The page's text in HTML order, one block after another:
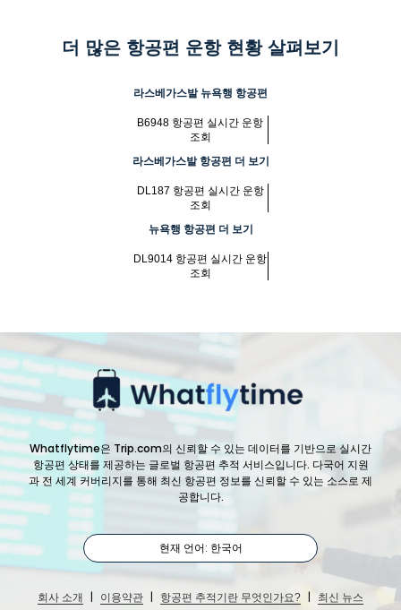
더 많은 항공편 운항 현황 살펴보기
라스베가스발 뉴욕행 항공편
B6948 항공편 실시간 운항
조회
라스베가스발 항공편 더 보기
DL187 항공편 실시간 운항
조회
뉴욕행 항공편 더 보기
DL9014 항공편 실시간 운항
조회
Whatflytime은 Trip.com의 신뢰할 수 있는 데이터를 기반으로 실시간
항공편 상태를 제공하는 글로벌 항공편 추적 서비스입니다. 다국어 지원
과 전 세계 커버리지를 통해 최신 항공편 정보를 신뢰할 수 있는 소스로 제
공합니다.
현재 언어: 한국어
회사 소개 | 이용약관 | 항공편 추적기란 무엇인가요? | 최신 뉴스